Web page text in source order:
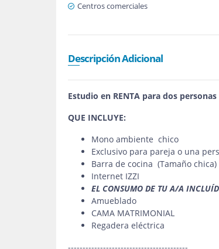
Centros comerciales
Descripción Adicional
Estudio en RENTA para dos
QUE INCLUYE:
Mono ambiente chico
Exclusivo para pareja o una
Barra de cocina (Tamaño chica)
Internet IZZI
EL CONSUMO DE TU A/A
Amueblado
CAMA MATRIMONIAL
Regadera eléctrica